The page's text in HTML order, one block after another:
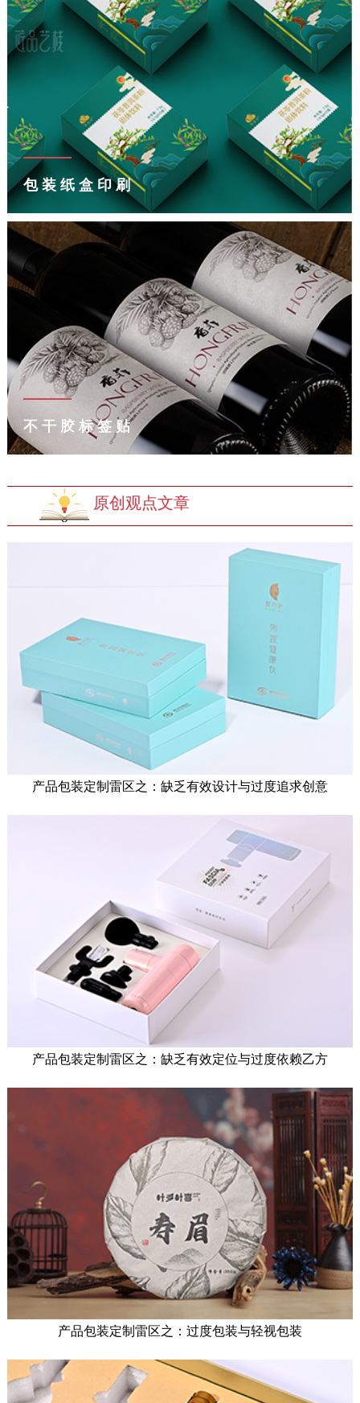
包装纸盒印刷
不干胶标签贴
原创观点文章
产品包装定制雷区之：缺乏有效设计与过度追求创意
产品包装定制雷区之：缺乏有效定位与过度依赖乙方
产品包装定制雷区之：过度包装与轻视包装